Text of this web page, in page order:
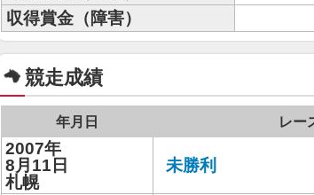
収得賞金（障害）
競走成績
年月日 レー
2007年
8月11日
札幌
未勝利